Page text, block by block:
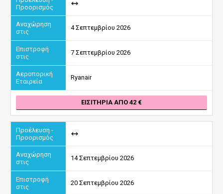
4 Σεπτεμβρίου 2026
7 Σεπτεμβρίου 2026
Ryanair
ΕΙΣΙΤΉΡΙΑ ΑΠΌ 42
14 Σεπτεμβρίου 2026
20 Σεπτεμβρίου 2026